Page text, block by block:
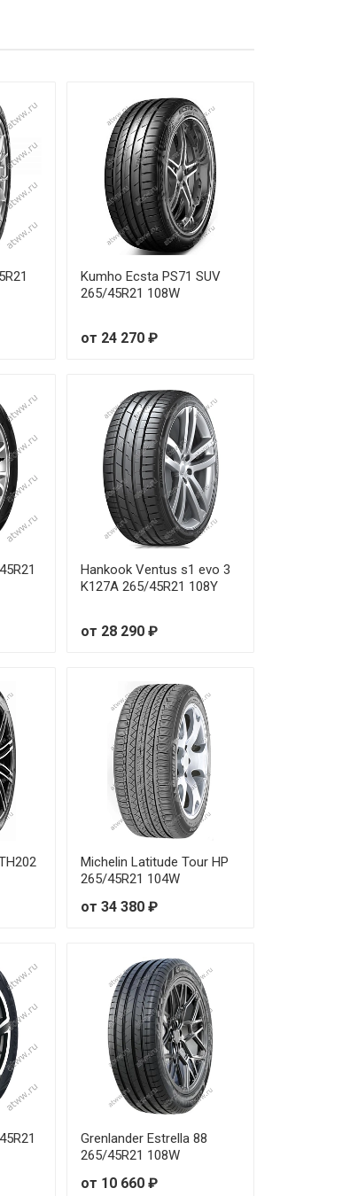
720 ₽
400 ₽
380 ₽
540 ₽
460 ₽
180 ₽
000 ₽
360 ₽
680 ₽
050 ₽
600 ₽
860 ₽
330 ₽
130 ₽
49 270 ₽
560 ₽
220 ₽
640 ₽
360 ₽
620 ₽
Kumho Ecsta PS71 SUV
265/45R21 108W
от 24 270 ₽
Hankook Ventus s1 evo 3
K127A 265/45R21 108Y
от 28 290 ₽
Michelin Latitude Tour HP
265/45R21 104W
от 34 380 ₽
Grenlander Estrella 88
265/45R21 108W
от 10 660 ₽